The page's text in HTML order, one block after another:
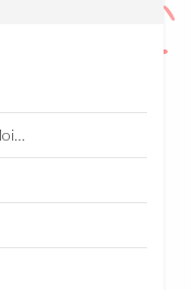
Qu'est-Ce Que Les Animaux Ont De Moins Que Nous?